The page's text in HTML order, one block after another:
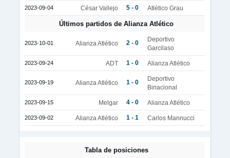
2023-09-04 César Vallejo 5 - 0 Atlético Grau
Últimos partidos de Alianza Atlético
2023-10-01 Alianza Atlético 2 - 0
Deportivo
Garcilaso
2023-09-24 ADT 1 - 0 Alianza Atlético
2023-09-19 Alianza Atlético 1 - 0
Deportivo
Binacional
2023-09-15 Melgar 4 - 0 Alianza Atlético
2023-09-02 Alianza Atlético 1 - 1 Carlos Mannucci
Tabla de posiciones